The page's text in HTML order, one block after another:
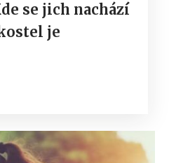
se jich nachází
je